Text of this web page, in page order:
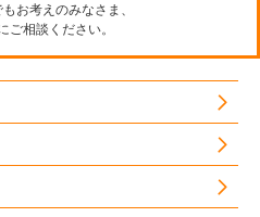
お考えのみなさま、
ご相談ください。